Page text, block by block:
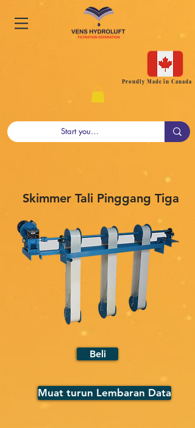
Proudly Made in Canada
Skimmer Tali Pinggang Tiga
Beli
Muat turun Lembaran Data